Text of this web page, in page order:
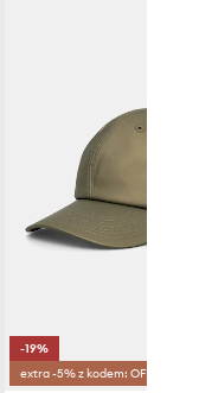
-19%
extra -5% z kodem: OFF*